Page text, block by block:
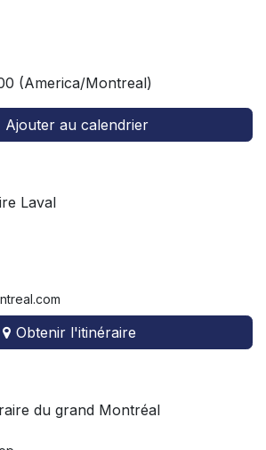
(America/Montreal)
Ajouter au calendrier
Laval
Obtenir l'itinéraire
du grand Montréal